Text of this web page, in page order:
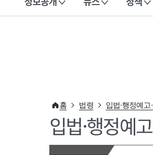
이 누리집은 대한민국 공식 전자정부 누리집입
홈 법령 입법·행정예고
입법·행정예고